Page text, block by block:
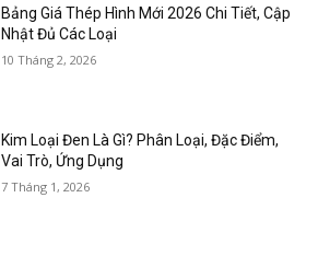
Bảng Giá Thép Hình Mới 2026 Chi Tiết, Cập
Nhật Đủ Các Loại
10 Tháng 2, 2026
Kim Loại Đen Là Gì? Phân Loại, Đặc Điểm,
Vai Trò, Ứng Dụng
7 Tháng 1, 2026